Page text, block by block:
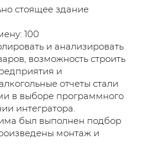
стоящее здание
100
и анализировать
возможность строить
и
отчеты стали
в выборе программного
интегратора.
был выполнен подбор
монтаж и